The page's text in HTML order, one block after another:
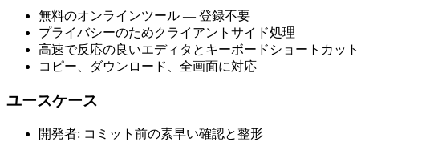
無料のオンラインツール — 登録不要
プライバシーのためクライアントサイド処理
高速で反応の良いエディタとキーボードショートカット
コピー、ダウンロード、全画面に対応
ユースケース
開発者: コミット前の素早い確認と整形